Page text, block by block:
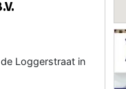
Loggerstraat in